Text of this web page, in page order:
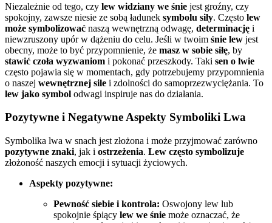
Niezależnie od tego, czy lew widziany we śnie jest groźny, czy
spokojny, zawsze niesie ze sobą ładunek symbolu siły. Często lew
może symbolizować naszą wewnętrzną odwagę, determinację i
niewzruszony upór w dążeniu do celu. Jeśli w twoim śnie lew jest
obecny, może to być przypomnienie, że masz w sobie siłę, by
stawić czoła wyzwaniom i pokonać przeszkody. Taki sen o lwie
często pojawia się w momentach, gdy potrzebujemy przypomnienia
o naszej wewnętrznej sile i zdolności do samoprzezwyciężania. To
lew jako symbol odwagi inspiruje nas do działania.
Pozytywne i Negatywne Aspekty Symboliki Lwa
Symbolika lwa w snach jest złożona i może przyjmować zarówno
pozytywne znaki, jak i ostrzeżenia. Lew często symbolizuje
złożoność naszych emocji i sytuacji życiowych.
Aspekty pozytywne:
Pewność siebie i kontrola: Oswojony lew lub
spokojnie śpiący lew we śnie może oznaczać, że